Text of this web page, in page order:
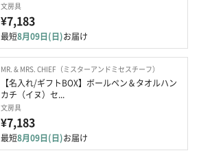
文房具
¥7,183
最短8月09日(日)お届け
MR. & MRS. CHIEF（ミスターアンドミセスチーフ）
【名入れ/ギフトBOX】ボールペン＆タオルハン
カチ（イヌ）セ...
文房具
¥7,183
最短8月09日(日)お届け